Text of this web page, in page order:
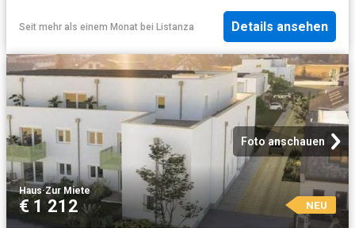
Seit mehr als einem Monat bei Listanza Details ansehen
Foto anschauen
Haus·Zur Miete
€ 1 212 NEU